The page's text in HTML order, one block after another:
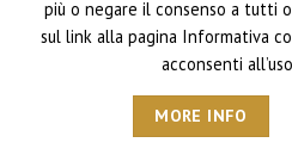
più o negare il consenso a tutti
sul link alla pagina Informativa
acconsenti
MORE INFO